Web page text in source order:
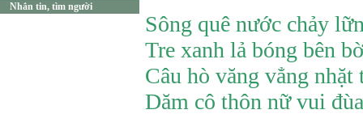
Nhắn tin, tìm người
Sông quê nước chảy
Tre xanh lả bóng bên
Câu hò văng vẳng nhặt
Dăm cô thôn nữ vui